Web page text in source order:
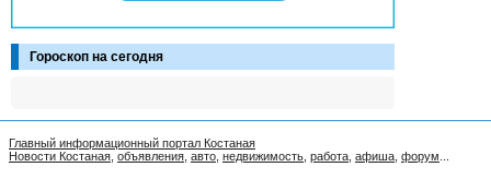
Гороскоп на сегодня
Главный информационный портал Костаная
Новости Костаная объявления авто недвижимость работа афиша форум